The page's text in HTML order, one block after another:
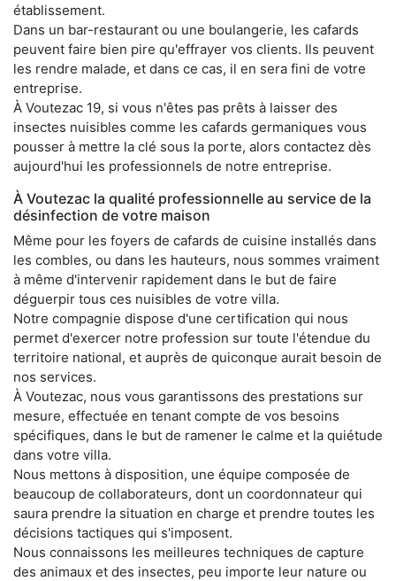
établissement.
Dans un bar-restaurant ou une boulangerie, les cafards
peuvent faire bien pire qu'effrayer vos clients. Ils peuvent
les rendre malade, et dans ce cas, il en sera fini de votre
entreprise.
À Voutezac 19, si vous n'êtes pas prêts à laisser des
insectes nuisibles comme les cafards germaniques vous
pousser à mettre la clé sous la porte, alors contactez dès
aujourd'hui les professionnels de notre entreprise.
À Voutezac la qualité professionnelle au service de la
désinfection de votre maison
Même pour les foyers de cafards de cuisine installés dans
les combles, ou dans les hauteurs, nous sommes vraiment
à même d'intervenir rapidement dans le but de faire
déguerpir tous ces nuisibles de votre villa.
Notre compagnie dispose d'une certification qui nous
permet d'exercer notre profession sur toute l'étendue du
territoire national, et auprès de quiconque aurait besoin de
nos services.
À Voutezac, nous vous garantissons des prestations sur
mesure, effectuée en tenant compte de vos besoins
spécifiques, dans le but de ramener le calme et la quiétude
dans votre villa.
Nous mettons à disposition, une équipe composée de
beaucoup de collaborateurs, dont un coordonnateur qui
saura prendre la situation en charge et prendre toutes les
décisions tactiques qui s'imposent.
Nous connaissons les meilleures techniques de capture
des animaux et des insectes, peu importe leur nature ou